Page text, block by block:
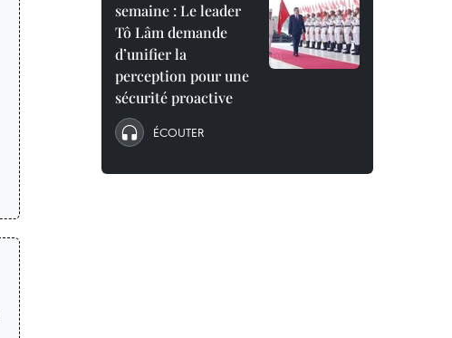
semaine : Le leader
Tô Lâm demande
d’unifier la
perception pour une
sécurité proactive
ÉCOUTER